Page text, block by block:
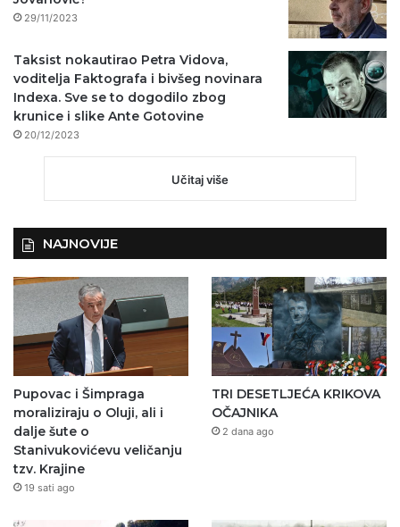
29/11/2023
Taksist nokautirao Petra Vidova,
voditelja Faktografa i bivšeg novinara
Indexa. Sve se to dogodilo zbog
krunice i slike Ante Gotovine
20/12/2023
Učitaj više
NAJNOVIJE
Pupovac i Šimpraga
moraliziraju o Oluji, ali i
dalje šute o
Stanivukovićevu veličanju
tzv. Krajine
19 sati ago
TRI DESETLJEĆA KRIKOVA
OČAJNIKA
2 dana ago